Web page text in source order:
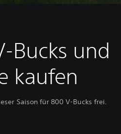
Bucks und
kaufen
Saison für 800 V-Bucks frei.